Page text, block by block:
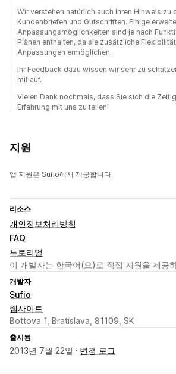
Wir verstehen natürlich auch Ihren Hinweis zu
Kundenbriefen und Gutschriften. Einige
Anpassungsmöglichkeiten sind je nach
Plänen enthalten, da sie zusätzliche
Anpassungen ermöglichen.
Ihr Feedback dazu wissen wir sehr zu
mit auf.
Vielen Dank nochmals, dass Sie sich die Zeit
Erfahrung mit uns zu teilen!
지원
앱 지원은 Sufio에서 제공합니다.
리소스
개인정보처리방침
FAQ
튜토리얼
이 개발자는 한국어(으)로 직접 지원을 제공
개발자
Sufio
웹사이트
Bottova 1, Bratislava, 81109, SK
출시됨
2013년 7월 22일 · 변경 로그